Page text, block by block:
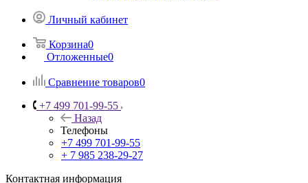
Личный кабинет
Корзина0
Отложенные0
Сравнение товаров0
+7 499 701-99-55
Назад
Телефоны
+7 499 701-99-55
+ 7 985 238-29-27
Контактная информация